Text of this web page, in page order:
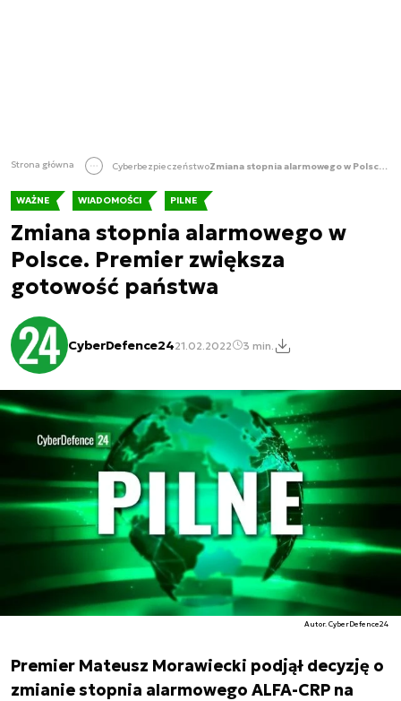
Strona główna Cyberbezpieczeństwo Zmiana stopnia alarmowego w Polsce. Premier zwiększa gotowość państwa
WAŻNE WIADOMOŚCI PILNE
Zmiana stopnia alarmowego w
Polsce. Premier zwiększa
gotowość państwa
CyberDefence2421.02.2022 3 min.
Autor. CyberDefence24
Premier Mateusz Morawiecki podjął decyzję o
zmianie stopnia alarmowego ALFA-CRP na